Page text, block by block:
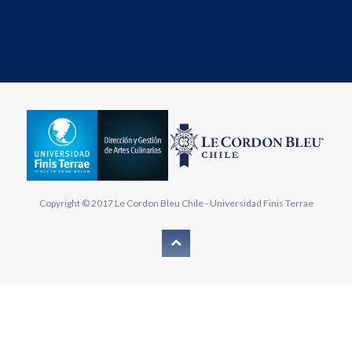
Copyright © 2017 Le Cordon Bleu Chile- Universidad Finis Terrae